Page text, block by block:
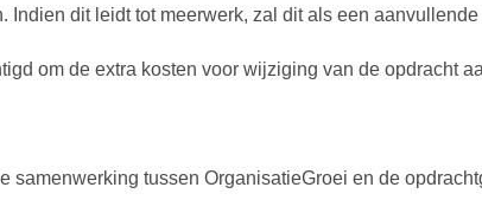
Indien dit leidt tot meerwerk, zal dit als een
om de extra kosten voor wijziging van de opdracht
samenwerking tussen OrganisatieGroei en de